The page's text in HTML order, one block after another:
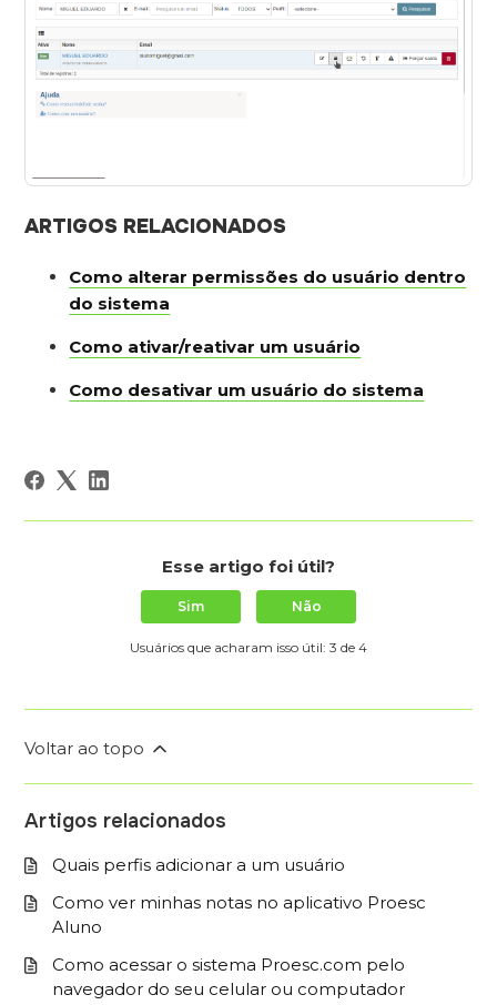
ARTIGOS RELACIONADOS
Como alterar permissões do usuário dentro
do sistema
Como ativar/reativar um usuário
Como desativar um usuário do sistema
Esse artigo foi útil?
Sim Não
Usuários que acharam isso útil: 3 de 4
Voltar ao topo
Artigos relacionados
Quais perfis adicionar a um usuário
Como ver minhas notas no aplicativo Proesc
Aluno
Como acessar o sistema Proesc.com pelo
navegador do seu celular ou computador